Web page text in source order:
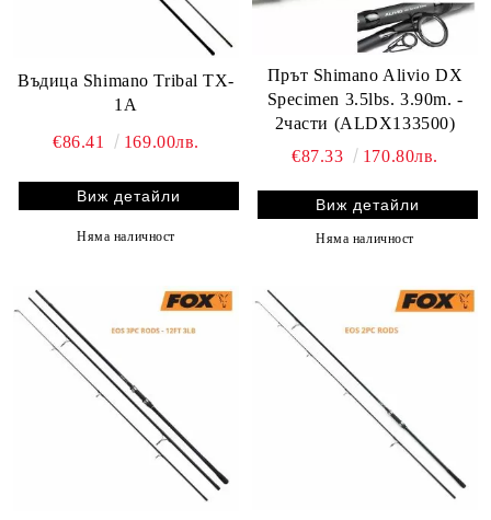
Въдица Shimano Tribal TX-
1А
€86.41 169.00лв.
Виж детайли
Няма наличност
Прът Shimano Alivio DX
Specimen 3.5lbs. 3.90m. -
2части (ALDX133500)
€87.33
170.80лв.
Виж детайли
Няма наличност